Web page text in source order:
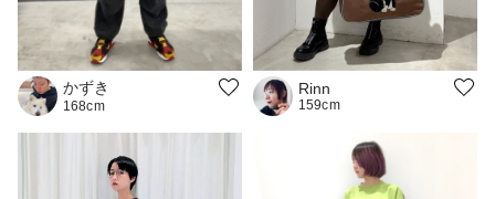
かずき
168cm
Rinn
159cm